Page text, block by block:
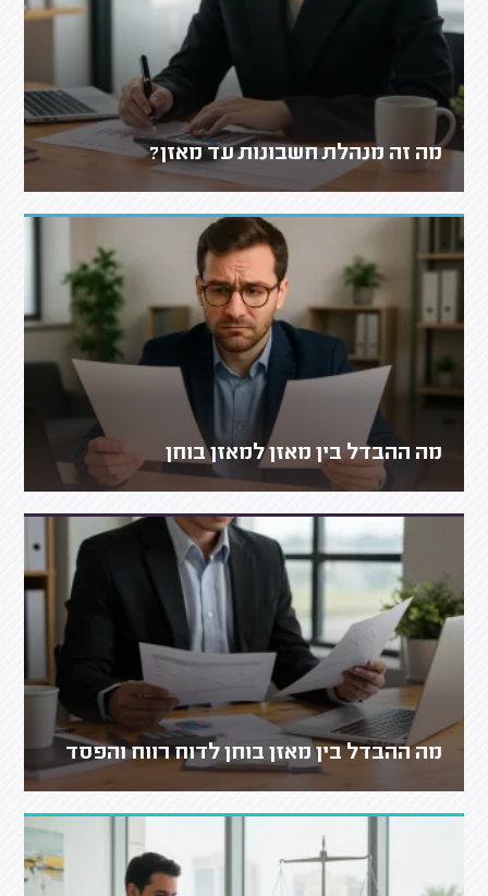
מה זה מנהלת חשבונות עד מאזן?
מה ההבדל בין מאזן למאזן בוחן
מה ההבדל בין מאזן בוחן לדוח רווח והפסד